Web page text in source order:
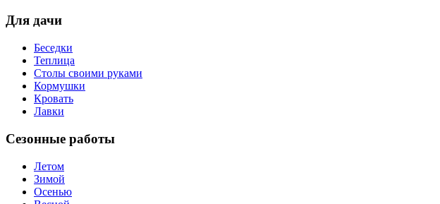
Для дачи
Беседки
Теплица
Столы своими руками
Кормушки
Кровать
Лавки
Сезонные работы
Летом
Зимой
Осенью